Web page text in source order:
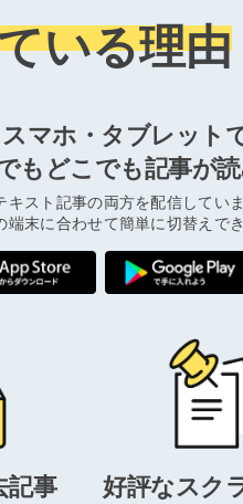
いる理由
マホ・タブレット
もどこでも記事が
キスト記事の両方を配信していま
端末に合わせて簡単に切替えでき
記事
好評なスク